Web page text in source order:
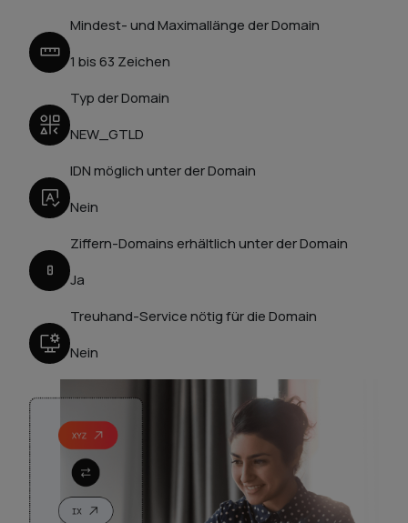
Mindest- und Maximallänge der Domain
1 bis 63 Zeichen
Typ der Domain
NEW_GTLD
IDN möglich unter der Domain
Nein
Ziffern-Domains erhältlich unter der Domain
Ja
Treuhand-Service nötig für die Domain
Nein